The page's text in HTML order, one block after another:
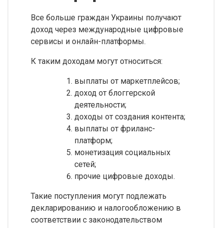
Все больше граждан Украины получают
доход через международные цифровые
сервисы и онлайн-платформы.
К таким доходам могут относиться:
выплаты от маркетплейсов;
доход от блоггерской
деятельности;
доходы от создания контента;
выплаты от фриланс-
платформ;
монетизация социальных
сетей;
прочие цифровые доходы.
Такие поступления могут подлежать
декларированию и налогообложению в
соответствии с законодательством